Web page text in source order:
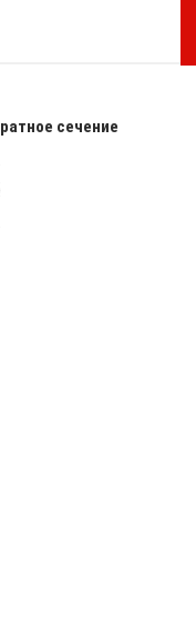
сечение